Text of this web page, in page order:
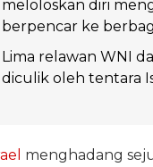
meloloskan diri
berpencar ke
Lima relawan WNI
diculik oleh tentara
menghadang